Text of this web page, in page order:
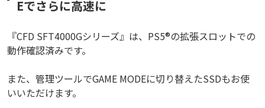
Eでさらに高速に
『CFD SFT4000Gシリーズ』は、PS5®の拡張スロットでの
動作確認済みです。
また、管理ツールでGAME MODEに切り替えたSSDもお使
いいただけます。